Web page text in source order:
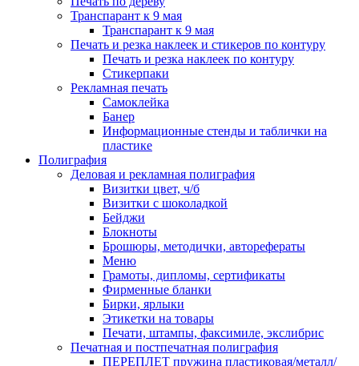
Транспарант к 9 мая
Транспарант к 9 мая
Печать и резка наклеек и стикеров по контуру
Печать и резка наклеек по контуру
Стикерпаки
Рекламная печать
Самоклейка
Банер
Информационные стенды и таблички на
пластике
Полиграфия
Деловая и рекламная полиграфия
Визитки цвет, ч/б
Визитки с шоколадкой
Бейджи
Блокноты
Брошюры, методички, авторефераты
Меню
Грамоты, дипломы, сертификаты
Фирменные бланки
Бирки, ярлыки
Этикетки на товары
Печати, штампы, факсимиле, экслибрис
Печатная и постпечатная полиграфия
ПЕРЕПЛЕТ пружина пластиковая/металл/